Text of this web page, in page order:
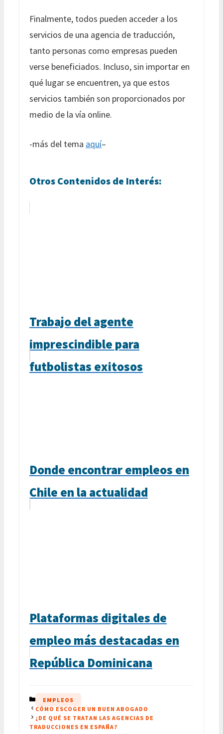
Finalmente, todos pueden acceder a los
servicios de una agencia de traducción,
tanto personas como empresas pueden
verse beneficiados. Incluso, sin importar en
qué lugar se encuentren, ya que estos
servicios también son proporcionados por
medio de la vía online.
-más del tema aquí–
Otros Contenidos de Interés:
Trabajo del agente
imprescindible para
futbolistas exitosos
Donde encontrar empleos en
Chile en la actualidad
Plataformas digitales de
empleo más destacadas en
República Dominicana
CATEGORÍAS
EMPLEOS
CÓMO ESCOGER UN BUEN ABOGADO
¿DE QUÉ SE TRATAN LAS AGENCIAS DE
TRADUCCIONES EN ESPAÑA?